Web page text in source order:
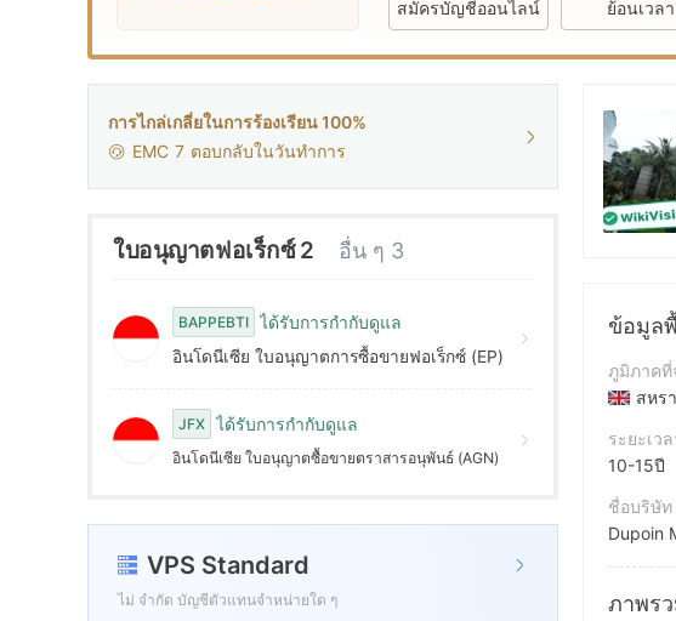
8
9
6
7
8
9
6
7
8
9
สมัครบัญชีออนไลน์ ย้อนเวลา
การไกล่เกลี่ยในการร้องเรียน 100%
EMC 7 ตอบกลับในวันทำการ
ใบอนุญาตฟอเร็กซ์ 2 อื่น ๆ 3
BAPPEBTI ได้รับการกำกับดูแล
อินโดนีเซีย ใบอนุญาตการซื้อขายฟอเร็กซ์ (EP)
JFX ได้รับการกำกับดูแล
อินโดนีเซีย ใบอนุญาตซื้อขายตราสารอนุพันธ์ (AGN)
VPS Standard
ไม่ จำกัด บัญชีตัวแทนจำหน่ายใด ๆ
ข้อมูล
ภูมิภาคที่
สหร
ระยะเว
10-15ปี
ชื่อบริษัท
Dupoin
ชื่อย่อบริ
Dupoin
ภาพร